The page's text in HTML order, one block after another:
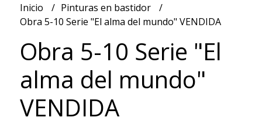
Inicio
Pinturas en bastidor
Obra 5-10 Serie "El alma del mundo" VENDIDA
Obra 5-10 Serie "El
alma del mundo"
VENDIDA